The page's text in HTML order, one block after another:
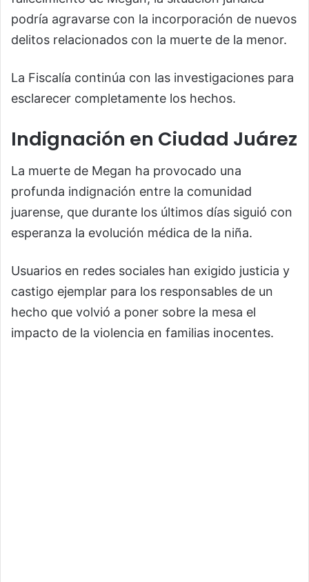
podría agravarse con la incorporación de nuevos
delitos relacionados con la muerte de la menor.
La Fiscalía continúa con las investigaciones para
esclarecer completamente los hechos.
Indignación en Ciudad Juárez
La muerte de Megan ha provocado una
profunda indignación entre la comunidad
juarense, que durante los últimos días siguió con
esperanza la evolución médica de la niña.
Usuarios en redes sociales han exigido justicia y
castigo ejemplar para los responsables de un
hecho que volvió a poner sobre la mesa el
impacto de la violencia en familias inocentes.